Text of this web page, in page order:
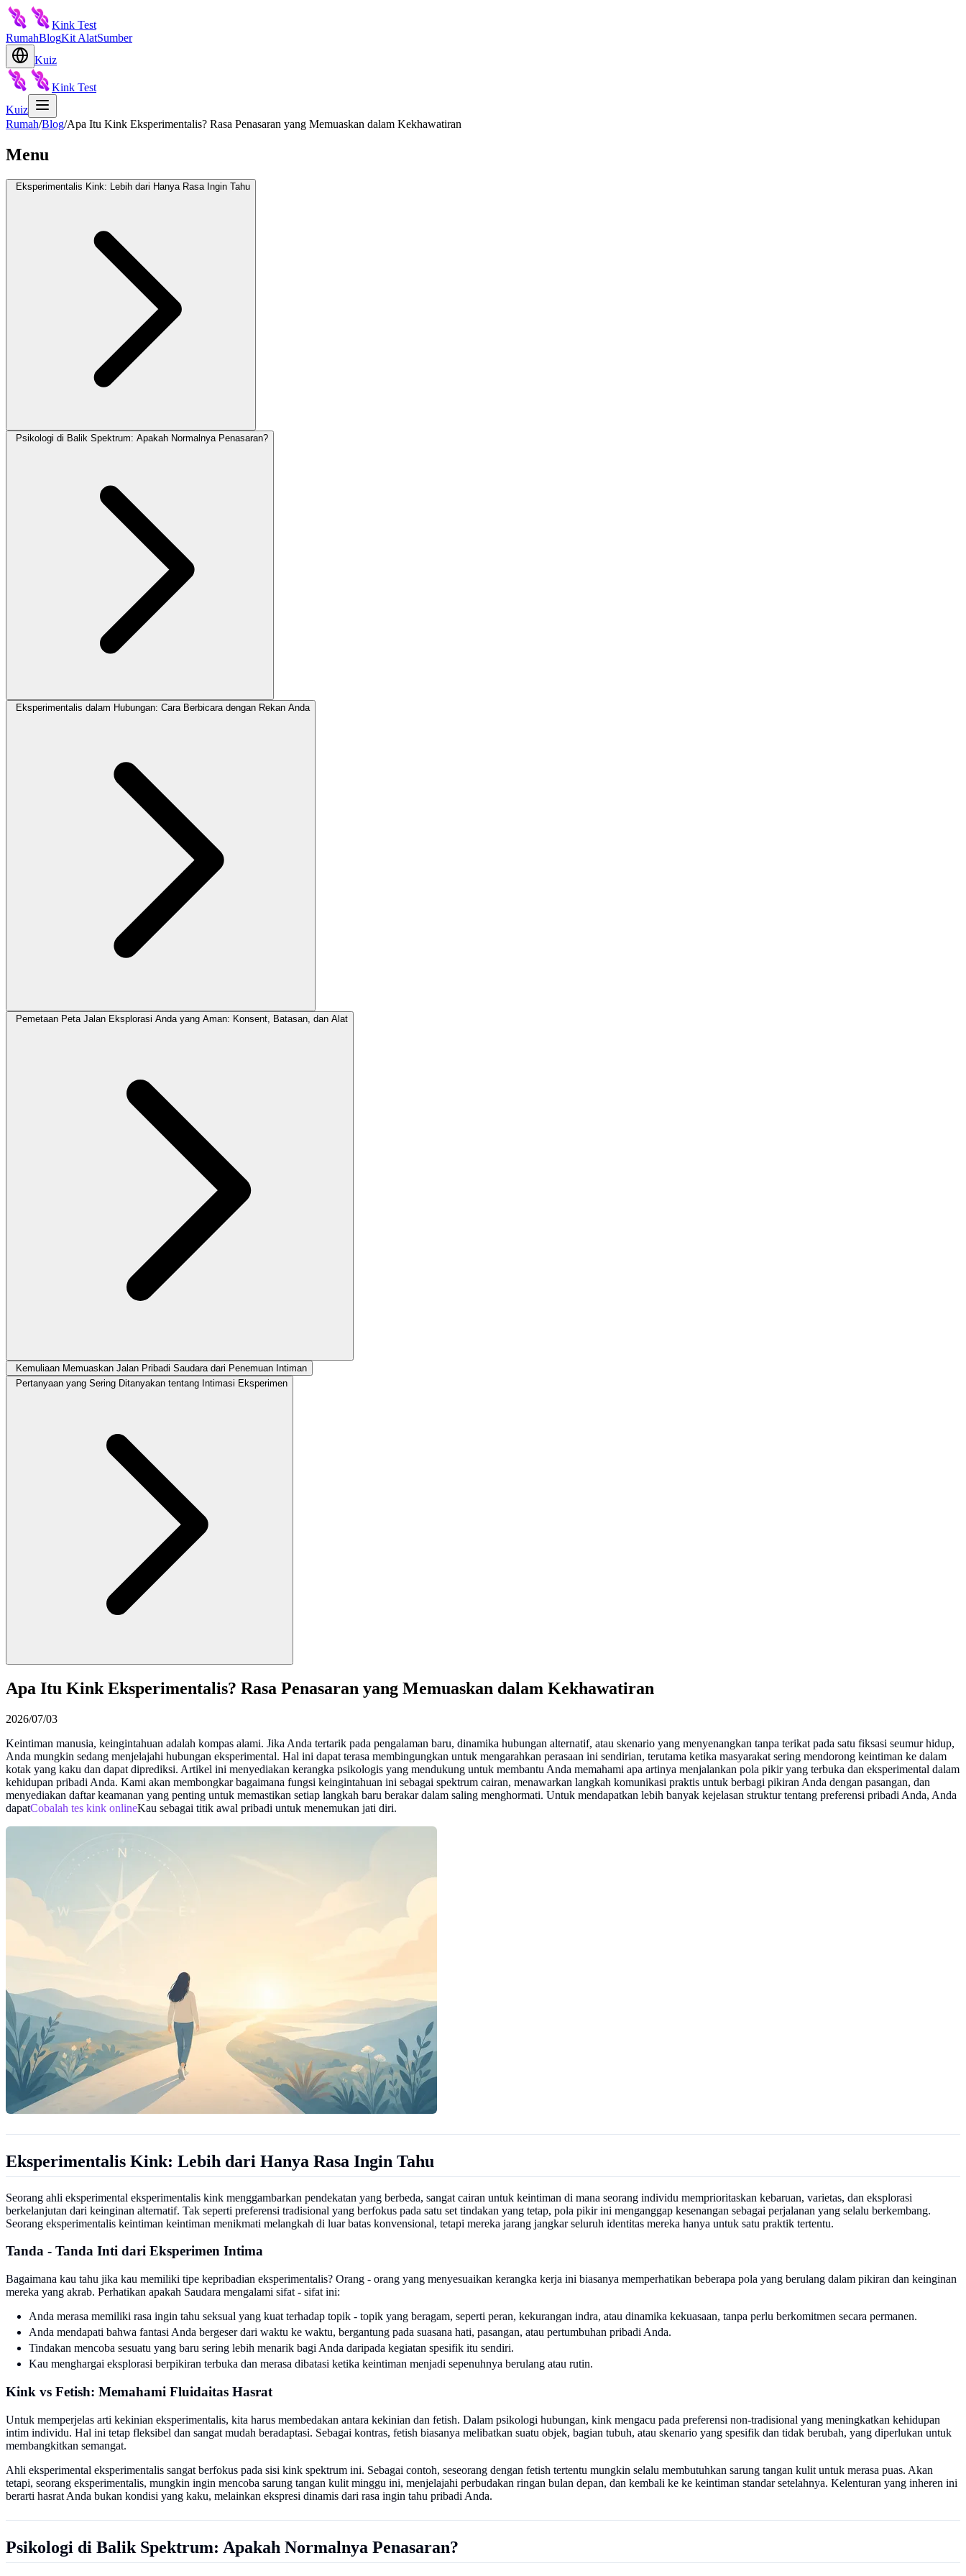
Kink Test
RumahBlogKit AlatSumber
Kuiz
Kink Test
Kuiz
Rumah/Blog/Apa Itu Kink Eksperimentalis? Rasa Penasaran yang Memuaskan dalam Kekhawatiran
Menu
Eksperimentalis Kink: Lebih dari Hanya Rasa Ingin Tahu
Psikologi di Balik Spektrum: Apakah Normalnya Penasaran?
Eksperimentalis dalam Hubungan: Cara Berbicara dengan Rekan Anda
Pemetaan Peta Jalan Eksplorasi Anda yang Aman: Konsent, Batasan, dan Alat
Kemuliaan Memuaskan Jalan Pribadi Saudara dari Penemuan Intiman
Pertanyaan yang Sering Ditanyakan tentang Intimasi Eksperimen
Apa Itu Kink Eksperimentalis? Rasa Penasaran yang Memuaskan dalam Kekhawatiran
2026/07/03
Keintiman manusia, keingintahuan adalah kompas alami. Jika Anda tertarik pada pengalaman baru, dinamika hubungan alternatif, atau skenario yang menyenangkan tanpa terikat pada satu fiksasi seumur hidup,
Anda mungkin sedang menjelajahi hubungan eksperimental. Hal ini dapat terasa membingungkan untuk mengarahkan perasaan ini sendirian, terutama ketika masyarakat sering mendorong keintiman ke dalam
kotak yang kaku dan dapat diprediksi. Artikel ini menyediakan kerangka psikologis yang mendukung untuk membantu Anda memahami apa artinya menjalankan pola pikir yang terbuka dan eksperimental dalam
kehidupan pribadi Anda. Kami akan membongkar bagaimana fungsi keingintahuan ini sebagai spektrum cairan, menawarkan langkah komunikasi praktis untuk berbagi pikiran Anda dengan pasangan, dan
menyediakan daftar keamanan yang penting untuk memastikan setiap langkah baru berakar dalam saling menghormati. Untuk mendapatkan lebih banyak kejelasan struktur tentang preferensi pribadi Anda, Anda
dapatCobalah tes kink onlineKau sebagai titik awal pribadi untuk menemukan jati diri.
Eksperimentalis Kink: Lebih dari Hanya Rasa Ingin Tahu
Seorang ahli eksperimental eksperimentalis kink menggambarkan pendekatan yang berbeda, sangat cairan untuk keintiman di mana seorang individu memprioritaskan kebaruan, varietas, dan eksplorasi
berkelanjutan dari keinginan alternatif. Tak seperti preferensi tradisional yang berfokus pada satu set tindakan yang tetap, pola pikir ini menganggap kesenangan sebagai perjalanan yang selalu berkembang.
Seorang eksperimentalis keintiman keintiman menikmati melangkah di luar batas konvensional, tetapi mereka jarang jangkar seluruh identitas mereka hanya untuk satu praktik tertentu.
Tanda - Tanda Inti dari Eksperimen Intima
Bagaimana kau tahu jika kau memiliki tipe kepribadian eksperimentalis? Orang - orang yang menyesuaikan kerangka kerja ini biasanya memperhatikan beberapa pola yang berulang dalam pikiran dan keinginan
mereka yang akrab. Perhatikan apakah Saudara mengalami sifat - sifat ini:
Anda merasa memiliki rasa ingin tahu seksual yang kuat terhadap topik - topik yang beragam, seperti peran, kekurangan indra, atau dinamika kekuasaan, tanpa perlu berkomitmen secara permanen.
Anda mendapati bahwa fantasi Anda bergeser dari waktu ke waktu, bergantung pada suasana hati, pasangan, atau pertumbuhan pribadi Anda.
Tindakan mencoba sesuatu yang baru sering lebih menarik bagi Anda daripada kegiatan spesifik itu sendiri.
Kau menghargai eksplorasi berpikiran terbuka dan merasa dibatasi ketika keintiman menjadi sepenuhnya berulang atau rutin.
Kink vs Fetish: Memahami Fluidaitas Hasrat
Untuk memperjelas arti kekinian eksperimentalis, kita harus membedakan antara kekinian dan fetish. Dalam psikologi hubungan, kink mengacu pada preferensi non-tradisional yang meningkatkan kehidupan
intim individu. Hal ini tetap fleksibel dan sangat mudah beradaptasi. Sebagai kontras, fetish biasanya melibatkan suatu objek, bagian tubuh, atau skenario yang spesifik dan tidak berubah, yang diperlukan untuk
membangkitkan semangat.
Ahli eksperimental eksperimentalis sangat berfokus pada sisi kink spektrum ini. Sebagai contoh, seseorang dengan fetish tertentu mungkin selalu membutuhkan sarung tangan kulit untuk merasa puas. Akan
tetapi, seorang eksperimentalis, mungkin ingin mencoba sarung tangan kulit minggu ini, menjelajahi perbudakan ringan bulan depan, dan kembali ke ke keintiman standar setelahnya. Kelenturan yang inheren ini
berarti hasrat Anda bukan kondisi yang kaku, melainkan ekspresi dinamis dari rasa ingin tahu pribadi Anda.
Psikologi di Balik Spektrum: Apakah Normalnya Penasaran?